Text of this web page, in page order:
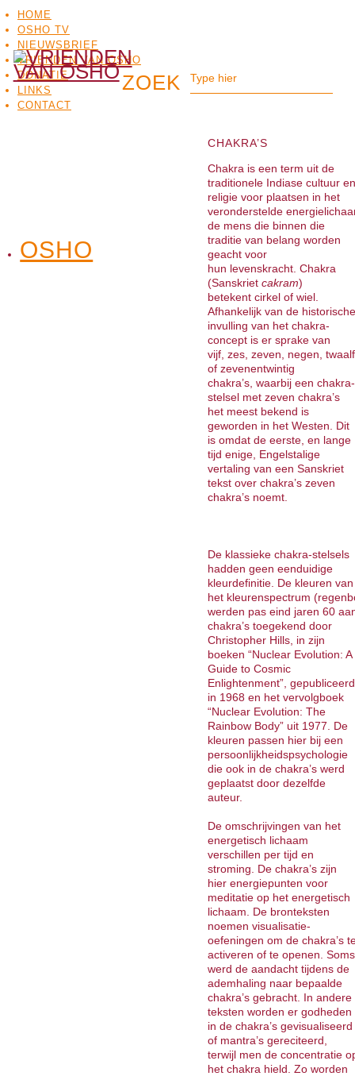
HOME
OSHO TV
NIEUWSBRIEF
VRIENDEN VAN OSHO
DONATIE
LINKS
CONTACT
OSHOOSHO MEDITATIE
CHAKRA’S
Chakra is een term uit de
traditionele Indiase cultuur en
religie voor plaatsen in het
veronderstelde
de mens die binnen die
traditie van belang worden
geacht voor
hun levenskracht. Chakra
(Sanskriet cakram)
betekent cirkel of wiel.
Afhankelijk van de historische
invulling van het chakra-
concept is er sprake van
vijf, zes, zeven, negen, twaalf
of zevenentwintig
chakra’s, waarbij een chakra-
stelsel met zeven chakra’s
het meest bekend is
geworden in het Westen. Dit
is omdat de eerste, en lange
tijd enige, Engelstalige
vertaling van een Sanskriet
tekst over chakra’s zeven
chakra’s noemt.
De klassieke chakra-stelsels
hadden geen eenduidige
kleurdefinitie. De kleuren van
het kleurenspectrum
werden pas eind jaren 60
chakra’s toegekend door
Christopher Hills, in zijn
boeken “Nuclear Evolution: A
Guide to Cosmic
Enlightenment”, gepubliceerd
in 1968 en het vervolgboek
“Nuclear Evolution: The
Rainbow Body” uit 1977. De
kleuren passen hier bij een
persoonlijkheidspsychologie
die ook in de chakra’s werd
geplaatst door dezelfde
auteur.
De omschrijvingen van het
energetisch lichaam
verschillen per tijd en
stroming. De chakra’s zijn
hier energiepunten voor
meditatie op het energetisch
lichaam. De bronteksten
noemen visualisatie-
oefeningen om de chakra’s
activeren of te openen. Soms
werd de aandacht tijdens de
ademhaling naar bepaalde
chakra’s gebracht. In andere
teksten worden er godheden
in de chakra’s gevisualiseerd
of mantra’s gereciteerd,
terwijl men de concentratie
het chakra hield. Zo worden